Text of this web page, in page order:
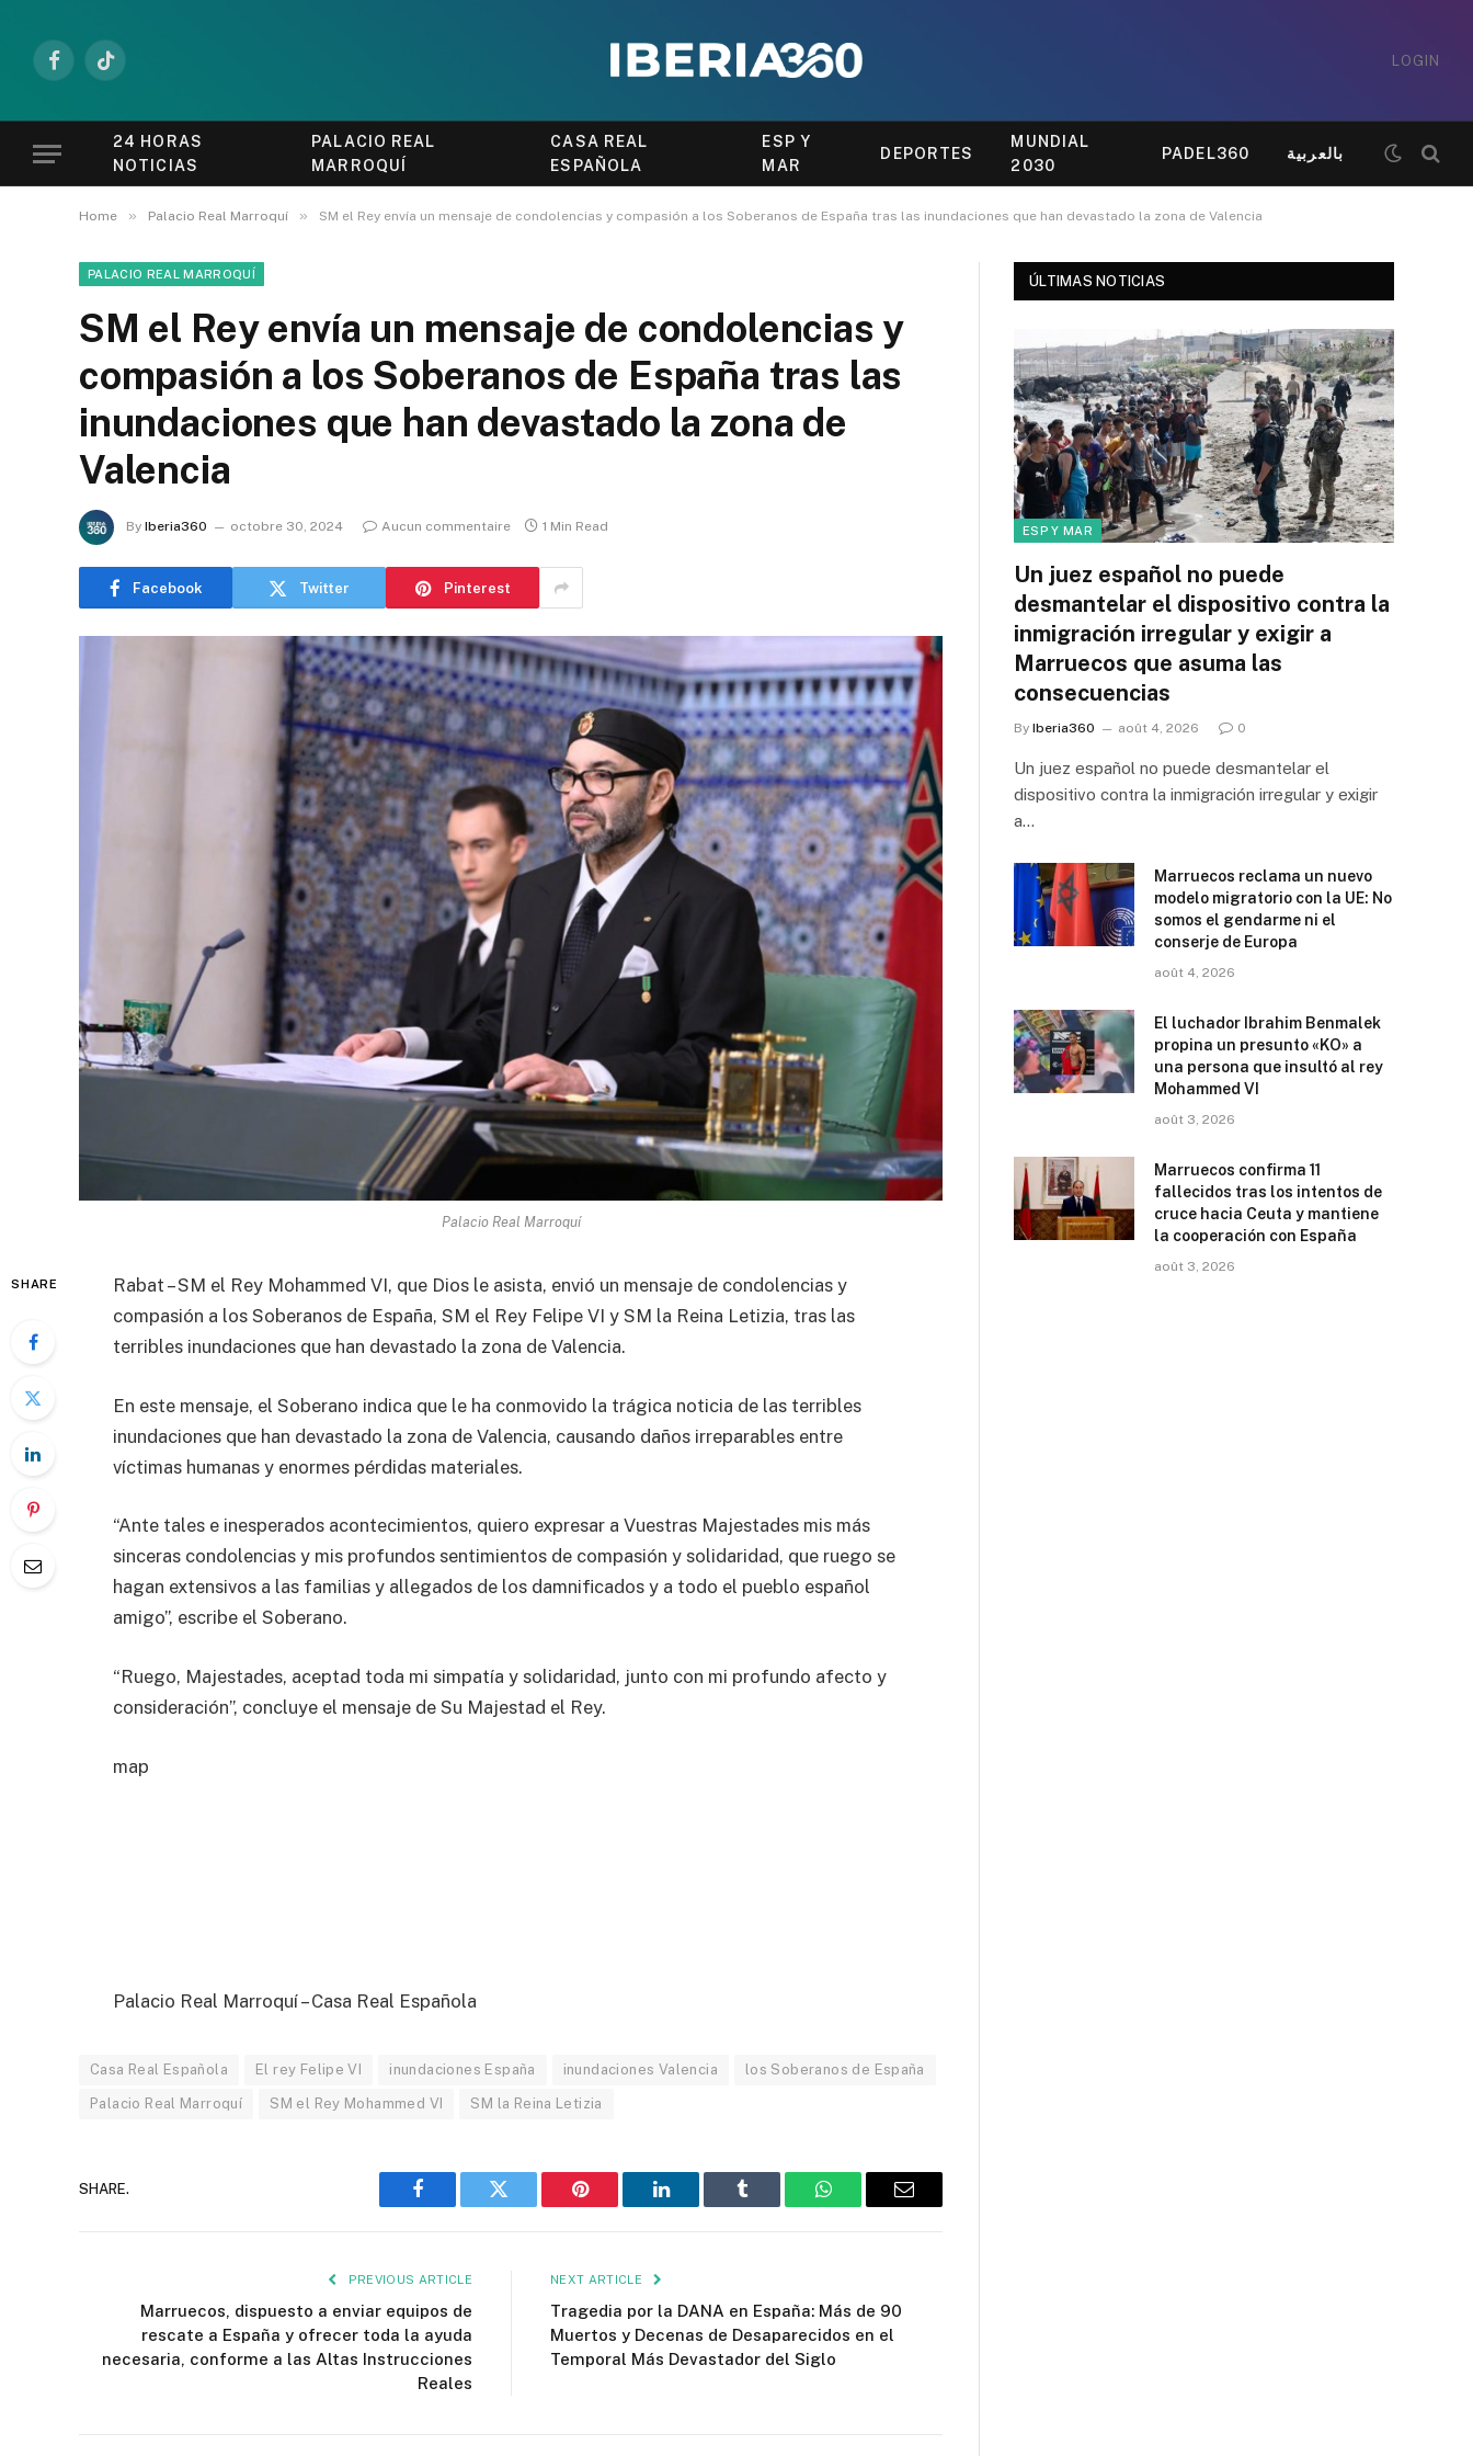
FacebookTikTok
LOGIN
24 HORAS
NOTICIAS
PALACIO REAL
MARROQUÍ
CASA REAL
ESPAÑOLA
ESP Y
MAR
DEPORTES
MUNDIAL
2030
PADEL360 بالعربية
Home » Palacio Real Marroquí » SM el Rey envía un mensaje de condolencias y compasión a los Soberanos de España tras las inundaciones que han devastado la zona de Valencia
PALACIO REAL MARROQUÍ
SM el Rey envía un mensaje de condolencias y
compasión a los Soberanos de España tras las
inundaciones que han devastado la zona de
Valencia
By Iberia360 octobre 30, 2024 Aucun commentaire 1 Min Read
Facebook Twitter Pinterest
Palacio Real Marroquí
SHARE
Rabat – SM el Rey Mohammed VI, que Dios le asista, envió un mensaje de condolencias y
compasión a los Soberanos de España, SM el Rey Felipe VI y SM la Reina Letizia, tras las
terribles inundaciones que han devastado la zona de Valencia.
En este mensaje, el Soberano indica que le ha conmovido la trágica noticia de las terribles
inundaciones que han devastado la zona de Valencia, causando daños irreparables entre
víctimas humanas y enormes pérdidas materiales.
“Ante tales e inesperados acontecimientos, quiero expresar a Vuestras Majestades mis más
sinceras condolencias y mis profundos sentimientos de compasión y solidaridad, que ruego se
hagan extensivos a las familias y allegados de los damnificados y a todo el pueblo español
amigo”, escribe el Soberano.
“Ruego, Majestades, aceptad toda mi simpatía y solidaridad, junto con mi profundo afecto y
consideración”, concluye el mensaje de Su Majestad el Rey.
map
Palacio Real Marroquí – Casa Real Española
Casa Real Española El rey Felipe VI inundaciones España inundaciones Valencia los Soberanos de España
Palacio Real Marroquí SM el Rey Mohammed VI SM la Reina Letizia
SHARE.
Facebook Twitter Pinterest LinkedIn Tumblr WhatsAppEmail
PREVIOUS ARTICLE
Marruecos, dispuesto a enviar equipos de
rescate a España y ofrecer toda la ayuda
necesaria, conforme a las Altas Instrucciones
Reales
NEXT ARTICLE
Tragedia por la DANA en España: Más de 90
Muertos y Decenas de Desaparecidos en el
Temporal Más Devastador del Siglo
ÚLTIMAS NOTICIAS
ESP Y MAR
Un juez español no puede
desmantelar el dispositivo contra la
inmigración irregular y exigir a
Marruecos que asuma las
consecuencias
By Iberia360 août 4, 2026 0
Un juez español no puede desmantelar el
dispositivo contra la inmigración irregular y exigir
a…
Marruecos reclama un nuevo
modelo migratorio con la UE: No
somos el gendarme ni el
conserje de Europa
août 4, 2026
El luchador Ibrahim Benmalek
propina un presunto «KO» a
una persona que insultó al rey
Mohammed VI
août 3, 2026
Marruecos confirma 11
fallecidos tras los intentos de
cruce hacia Ceuta y mantiene
la cooperación con España
août 3, 2026